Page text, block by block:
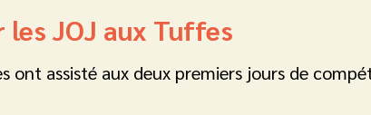
JOJ aux Tuffes
ont assisté aux deux premiers jours de